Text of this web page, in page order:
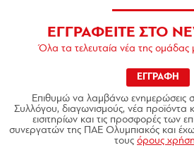
ΕΓΓΡΑΦΕΙΤΕ ΣΤΟ
Όλα τα τελευταία νέα της
ΕΓΓΡΑΦΗ
Επιθυμώ να λαμβάνω ενημερώσεις
Συλλόγου, διαγωνισμούς, νέα προϊόντα
εισιτηρίων και τις προσφορές των
συνεργατών της ΠΑΕ Ολυμπιακός και έχω
τους όρους